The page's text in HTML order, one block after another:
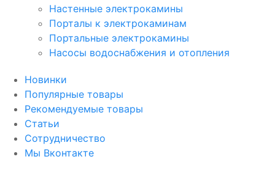
Настенные электрокамины
Порталы к электрокаминам
Портальные электрокамины
Насосы водоснабжения и отопления
Новинки
Популярные товары
Рекомендуемые товары
Статьи
Сотрудничество
Мы Вконтакте